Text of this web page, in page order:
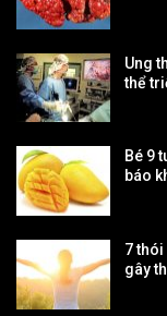
Ung
thể
Bé 9
báo
7
gây